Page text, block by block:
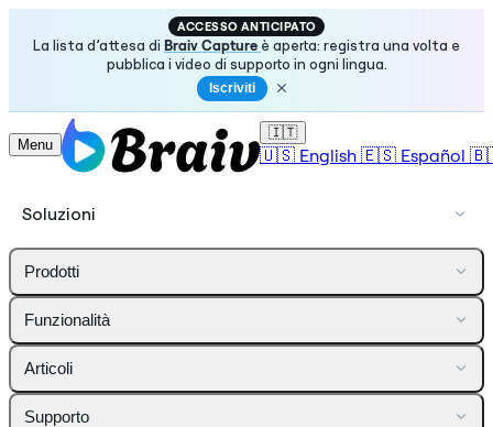
ACCESSO ANTICIPATO
La lista d’attesa di Braiv Capture è aperta: registra una volta e
pubblica i video di supporto in ogni lingua.
Iscriviti
Menu
🇮🇹
🇺🇸 English 🇪🇸 Español
Soluzioni
Prodotti
Funzionalità
Articoli
Supporto